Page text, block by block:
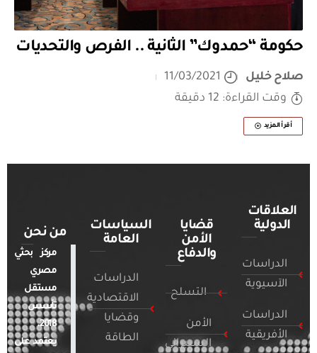
حكومة “حمدوك” الثانية .. الفرص والتحديات
صلاح خليل
11/03/2021
وقت القراءة: 12 دقيقة
أقرأ المزيد
العلاقات
الدولية
الدراسات
الآسيوية
الدراسات
الأفريقية
قضايا
الأمن
والدفاع
التسلح
الأمن
السيبراني
السياسات
العامة
الدراسات
الاقتصادية
وقضايا
الطاقة
من نحن
مركز بحثي
مصري
مستقل
تأسس
2018.
يعتمد على